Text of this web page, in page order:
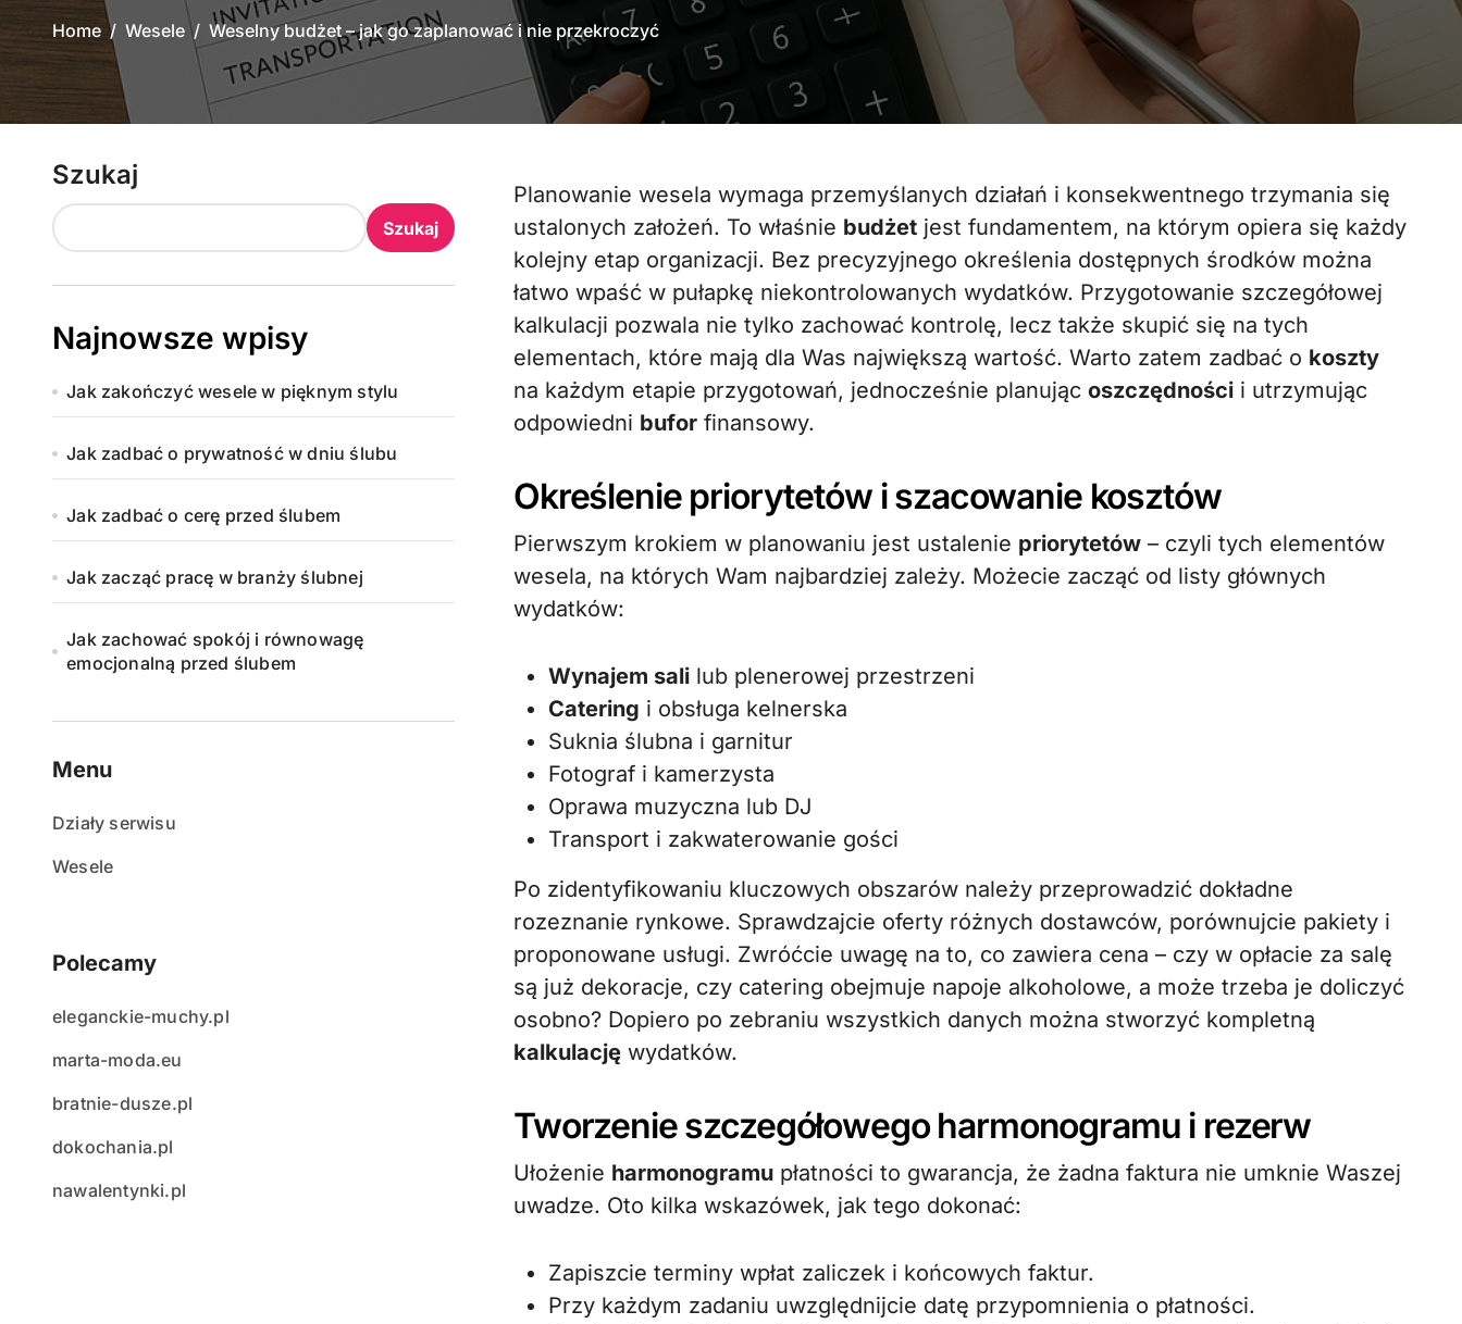
Home Wesele Weselny budżet – jak go zaplanować i nie przekroczyć
Szukaj
Szukaj
Najnowsze wpisy
Jak zakończyć wesele w pięknym stylu
Jak zadbać o prywatność w dniu ślubu
Jak zadbać o cerę przed ślubem
Jak zacząć pracę w branży ślubnej
Jak zachować spokój i równowagę
emocjonalną przed ślubem
Menu
Działy serwisu
Wesele
Polecamy
eleganckie-muchy.pl
marta-moda.eu
bratnie-dusze.pl
dokochania.pl
nawalentynki.pl
Planowanie wesela wymaga przemyślanych działań i konsekwentnego trzymania się
ustalonych założeń. To właśnie budżet jest fundamentem, na którym opiera się każdy
kolejny etap organizacji. Bez precyzyjnego określenia dostępnych środków można
łatwo wpaść w pułapkę niekontrolowanych wydatków. Przygotowanie szczegółowej
kalkulacji pozwala nie tylko zachować kontrolę, lecz także skupić się na tych
elementach, które mają dla Was największą wartość. Warto zatem zadbać o koszty
na każdym etapie przygotowań, jednocześnie planując oszczędności i utrzymując
odpowiedni bufor finansowy.
Określenie priorytetów i szacowanie kosztów
Pierwszym krokiem w planowaniu jest ustalenie priorytetów – czyli tych elementów
wesela, na których Wam najbardziej zależy. Możecie zacząć od listy głównych
wydatków:
Wynajem sali lub plenerowej przestrzeni
Catering i obsługa kelnerska
Suknia ślubna i garnitur
Fotograf i kamerzysta
Oprawa muzyczna lub DJ
Transport i zakwaterowanie gości
Po zidentyfikowaniu kluczowych obszarów należy przeprowadzić dokładne
rozeznanie rynkowe. Sprawdzajcie oferty różnych dostawców, porównujcie pakiety i
proponowane usługi. Zwróćcie uwagę na to, co zawiera cena – czy w opłacie za salę
są już dekoracje, czy catering obejmuje napoje alkoholowe, a może trzeba je doliczyć
osobno? Dopiero po zebraniu wszystkich danych można stworzyć kompletną
kalkulację wydatków.
Tworzenie szczegółowego harmonogramu i rezerw
Ułożenie harmonogramu płatności to gwarancja, że żadna faktura nie umknie Waszej
uwadze. Oto kilka wskazówek, jak tego dokonać:
Zapiszcie terminy wpłat zaliczek i końcowych faktur.
Przy każdym zadaniu uwzględnijcie datę przypomnienia o płatności.